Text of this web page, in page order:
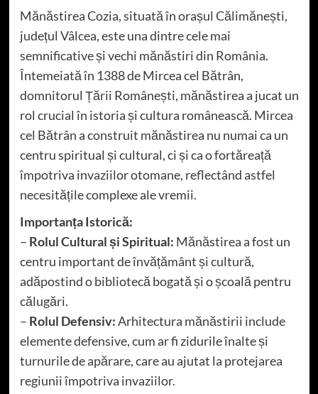
Mănăstirea Cozia, situată în orașul Călimănești,
județul Vâlcea, este una dintre cele mai
semnificative și vechi mănăstiri din România.
Întemeiată în 1388 de Mircea cel Bătrân,
domnitorul Țării Românești, mănăstirea a jucat un
rol crucial în istoria și cultura românească. Mircea
cel Bătrân a construit mănăstirea nu numai ca un
centru spiritual și cultural, ci și ca o fortăreață
împotriva invaziilor otomane, reflectând astfel
necesitățile complexe ale vremii.
Importanța Istorică:
– Rolul Cultural și Spiritual: Mănăstirea a fost un
centru important de învățământ și cultură,
adăpostind o bibliotecă bogată și o școală pentru
călugări.
– Rolul Defensiv:Arhitectura mănăstirii include
elemente defensive, cum ar fi zidurile înalte și
turnurile de apărare, care au ajutat la protejarea
regiunii împotriva invaziilor.